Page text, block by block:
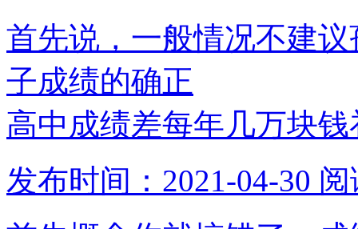
首先说，一般情况不建
子成绩的确正
高中成绩差每年几万块
发布时间：2021-04-30 阅